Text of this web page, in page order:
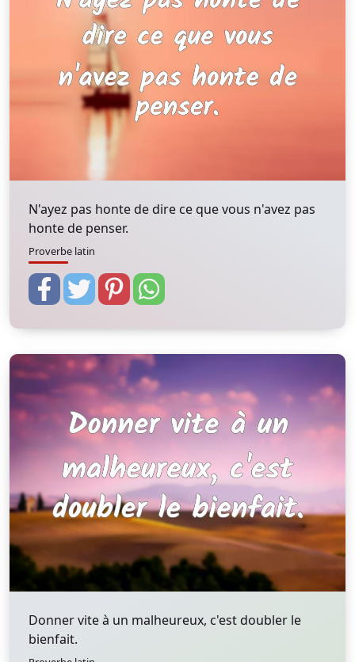
N'ayez pas honte de dire ce que vous n'avez pas
honte de penser.
Proverbe latin
Donner vite à un malheureux, c'est doubler le
bienfait.